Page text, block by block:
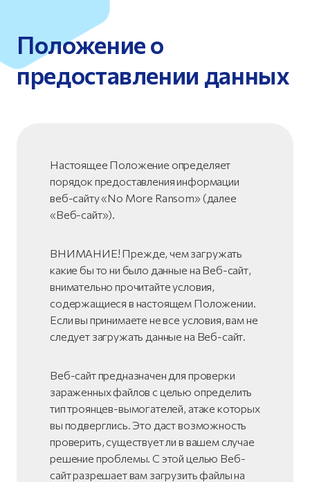
Положение о
предоставлении данных
Настоящее Положение определяет
порядок предоставления информации
веб-сайту «No More Ransom» (далее
«Веб-сайт»).
ВНИМАНИЕ! Прежде, чем загружать
какие бы то ни было данные на Веб-сайт,
внимательно прочитайте условия,
содержащиеся в настоящем Положении.
Если вы принимаете не все условия, вам не
следует загружать данные на Веб-сайт.
Веб-сайт предназначен для проверки
зараженных файлов с целью определить
тип троянцев-вымогателей, атаке которых
вы подверглись. Это даст возможность
проверить, существует ли в вашем случае
решение проблемы. С этой целью Веб-
сайт разрешает вам загрузить файлы на